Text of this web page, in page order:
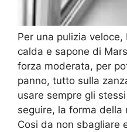
Per una pulizia
calda e sapone di
forza moderata, per
panno, tutto sulla
usare sempre gli
seguire, la forma della
Cosi da non sbagliare